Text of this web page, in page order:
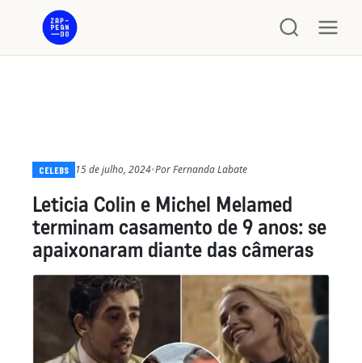
CELEBS 15 de julho, 2024•PorFernanda Labate
Leticia Colin e Michel Melamed
terminam casamento de 9 anos: se
apaixonaram diante das câmeras